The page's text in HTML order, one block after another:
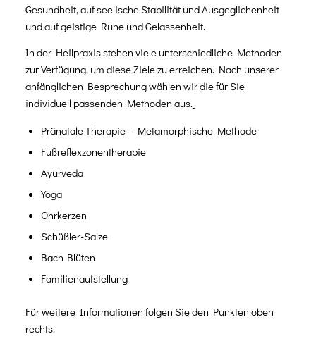
Gesundheit, auf seelische Stabilität und Ausgeglichenheit
und auf geistige Ruhe und Gelassenheit.
In der Heilpraxis stehen viele unterschiedliche Methoden
zur Verfügung, um diese Ziele zu erreichen. Nach unserer
anfänglichen Besprechung wählen wir die für Sie
individuell passenden Methoden aus.
Pränatale Therapie – Metamorphische Methode
Fußreflexzonentherapie
Ayurveda
Yoga
Ohrkerzen
Schüßler-Salze
Bach-Blüten
Familienaufstellung
Für weitere Informationen folgen Sie den Punkten oben
rechts.